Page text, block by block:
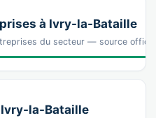
à Ivry-la-Bataille
du secteur — source
la-Bataille